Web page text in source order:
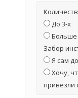
До 3-х
Больше
Забор
Я сам
Хочу,
привезли